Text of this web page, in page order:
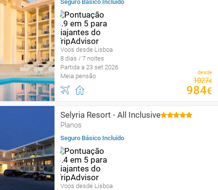
Seguro Básico Incluído
Voos desde Lisboa
8 dias / 7 noites
Partida a 23 set 2026
Meia pensão
desde
1027€
984€
Selyria Resort - All Inclusive
Planos
Seguro Básico Incluído
Voos desde Lisboa